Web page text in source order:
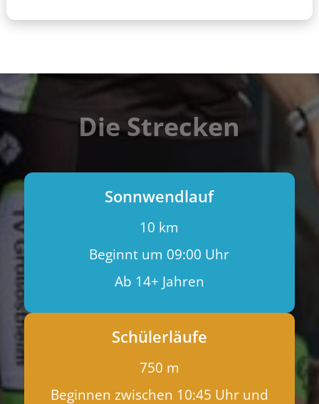
Die Strecken
Sonnwendlauf
10 km
Beginnt um 09:00 Uhr
Ab 14+ Jahren
Schülerläufe
750 m
Beginnen zwischen 10:45 Uhr und